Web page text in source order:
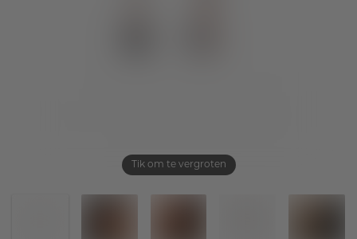
Tik om te vergroten